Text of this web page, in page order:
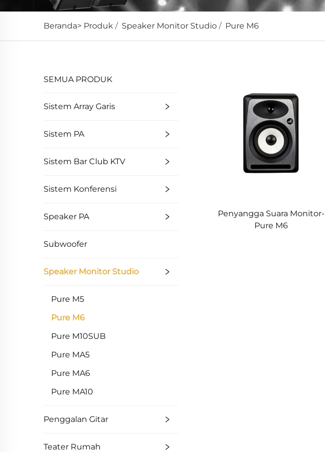
Beranda> Produk / Speaker Monitor Studio / Pure M6
SEMUA PRODUK
Sistem Array Garis
Sistem PA
Sistem Bar Club KTV
Sistem Konferensi
Speaker PA
Subwoofer
Speaker Monitor Studio
Pure M5
Pure M6
Pure M10SUB
Pure MA5
Pure MA6
Pure MA10
Penggalan Gitar
Teater Rumah
Penyangga Suara Monitor-
Pure M6